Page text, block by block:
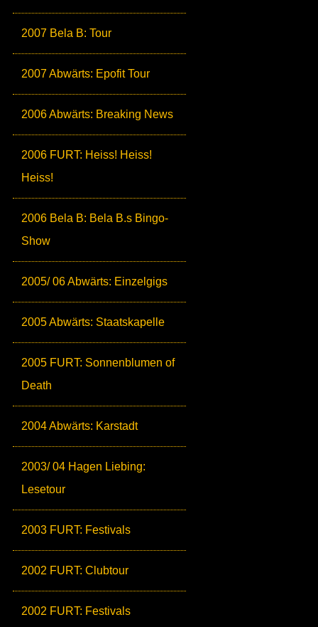
2007 Bela B: Tour
2007 Abwärts: Epofit Tour
2006 Abwärts: Breaking News
2006 FURT: Heiss! Heiss!
Heiss!
2006 Bela B: Bela B.s Bingo-
Show
2005/ 06 Abwärts: Einzelgigs
2005 Abwärts: Staatskapelle
2005 FURT: Sonnenblumen of
Death
2004 Abwärts: Karstadt
2003/ 04 Hagen Liebing:
Lesetour
2003 FURT: Festivals
2002 FURT: Clubtour
2002 FURT: Festivals